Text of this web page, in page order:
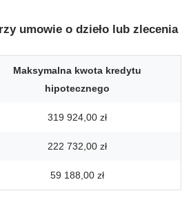
umowie o dzieło lub zlecenia
Maksymalna kwota kredytu
hipotecznego
319 924,00 zł
222 732,00 zł
59 188,00 zł